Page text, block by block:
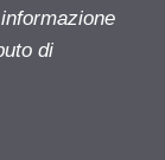
di